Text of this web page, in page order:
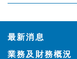
最新消息
業務及財務概況